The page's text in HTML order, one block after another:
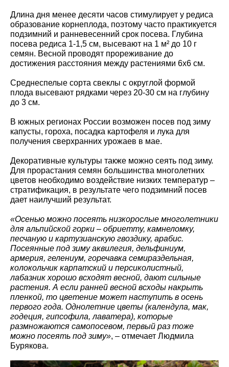
Длина дня менее десяти часов стимулирует у редиса
образование корнеплода, поэтому часто практикуется
подзимний и ранневесенний срок посева. Глубина
посева редиса 1-1,5 см, высевают на 1 м² до 10 г
семян. Весной проводят прореживание до
достижения расстояния между растениями 6х6 см.
Среднеспелые сорта свеклы с округлой формой
плода высевают рядками через 20-30 см на глубину
до 3 см.
В южных регионах России возможен посев под зиму
капусты, гороха, посадка картофеля и лука для
получения сверхранних урожаев в мае.
Декоративные культуры также можно сеять под зиму.
Для прорастания семян большинства многолетних
цветов необходимо воздействие низких температур –
стратификация, в результате чего подзимний посев
дает наилучший результат.
«Осенью можно посеять низкорослые многолетники
для альпийской горки – обриетту, камнеломку,
песчаную и картузианскую гвоздику, арабис.
Посеянные под зиму аквилегия, дельфиниум,
армерия, гелениум, горечавка семираздельная,
колокольчик карпатский и персиколистный,
лабазник хорошо всходят весной, дают сильные
растения. А если ранней весной всходы накрыть
пленкой, то цветение может наступить в осень
первого года. Однолетние цветы (календула, мак,
годеция, гипсофила, лаватера), которые
размножаются самопосевом, первый раз тоже
можно посеять под зиму», – отмечает Людмила
Бурякова.